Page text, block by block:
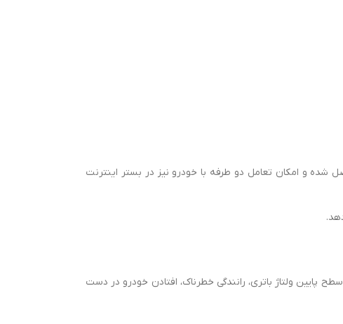
شده و امکان تعامل دو طرفه با خودرو نیز در بستر اینترنت
ولتاژ باتری، رانندگی خطرناک، افتادن خودرو در دست